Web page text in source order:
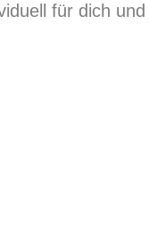
ABSENT
28 days
für dich und